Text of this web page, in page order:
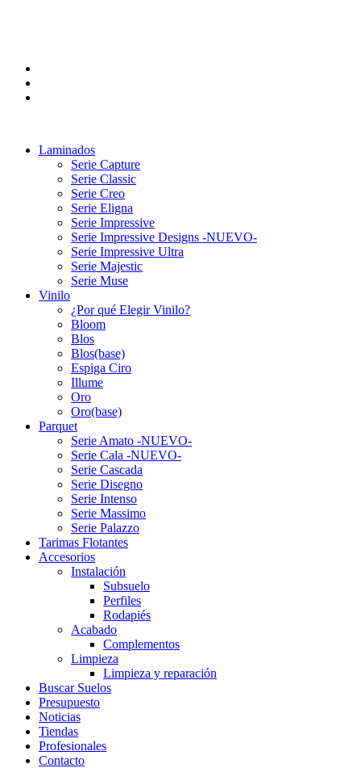
Laminados
Serie Capture
Serie Classic
Serie Creo
Serie Eligna
Serie Impressive
Serie Impressive Designs -NUEVO-
Serie Impressive Ultra
Serie Majestic
Serie Muse
Vinilo
¿Por qué Elegir Vinilo?
Bloom
Blos
Blos(base)
Espiga Ciro
Illume
Oro
Oro(base)
Parquet
Serie Amato -NUEVO-
Serie Cala -NUEVO-
Serie Cascada
Serie Disegno
Serie Intenso
Serie Massimo
Serie Palazzo
Tarimas Flotantes
Accesorios
Instalación
Subsuelo
Perfiles
Rodapiés
Acabado
Complementos
Limpieza
Limpieza y reparación
Buscar Suelos
Presupuesto
Noticias
Tiendas
Profesionales
Contacto